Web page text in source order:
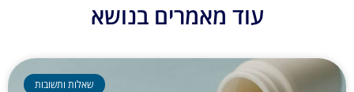
עוד מאמרים בנושא
שאלות ותשובות